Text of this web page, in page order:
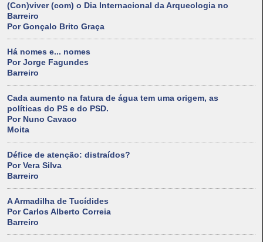
(Con)viver (com) o Dia Internacional da Arqueologia no
Barreiro
Por Gonçalo Brito Graça
Há nomes e... nomes
Por Jorge Fagundes
Barreiro
Cada aumento na fatura de água tem uma origem, as
políticas do PS e do PSD.
Por Nuno Cavaco
Moita
Défice de atenção: distraídos?
Por Vera Silva
Barreiro
A Armadilha de Tucídides
Por Carlos Alberto Correia
Barreiro